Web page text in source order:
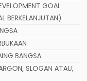
GOAL
BERKELANJUTAN)
BANGSA
SLOGAN ATAU,